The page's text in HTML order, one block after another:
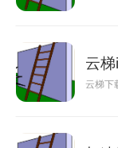
云
云梯下